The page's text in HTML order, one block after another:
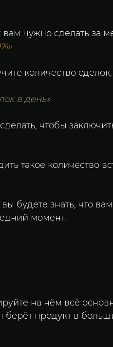
нужно сделать за
количество
в день»
чтобы
такое количество
будете знать, что
момент.
на нём всё
берёт продукт в